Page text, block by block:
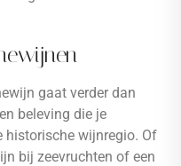
gaat verder dan
beleving die je
historische wijnregio. Of
bij zeevruchten of een